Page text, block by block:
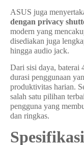
ASUS juga
dengan privacy
modern yang
disediakan juga
hingga audio jack.
Dari sisi daya, baterai
durasi penggunaan
produktivitas harian.
salah satu pilihan
pengguna yang
dan ringkas.